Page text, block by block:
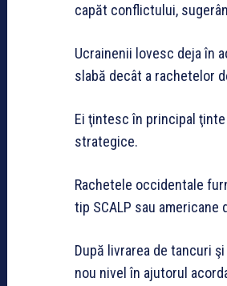
capăt conflictului,
Ucrainenii lovesc deja în
slabă decât a rachetelor
Ei ţintesc în principal
strategice.
Rachetele occidentale
tip SCALP sau americane
După livrarea de tancuri
nou nivel în ajutorul